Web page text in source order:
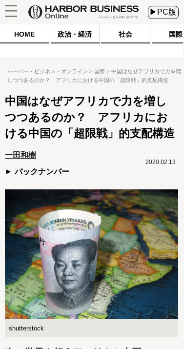
▶PC版
HOME 政治・経済 社会 国際
ハーバー・ビジネス・オンライン 国際
中国はなぜアフリカで力を増
しつつあるのか？ アフリカにおける中国の「超限戦」的支配構造
中国はなぜアフリカで力を増し
つつあるのか？ アフリカにお
ける中国の「超限戦」的支配構造
一田和樹
バックナンバー
2020.02.13
shutterstock